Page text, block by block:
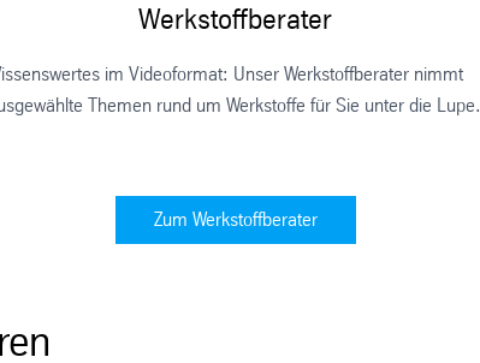
Werkstoffberater
im Videoformat: Unser Werkstoffberater nimmt
Themen rund um Werkstoffe für Sie unter die Lupe.
Zum Werkstoffberater